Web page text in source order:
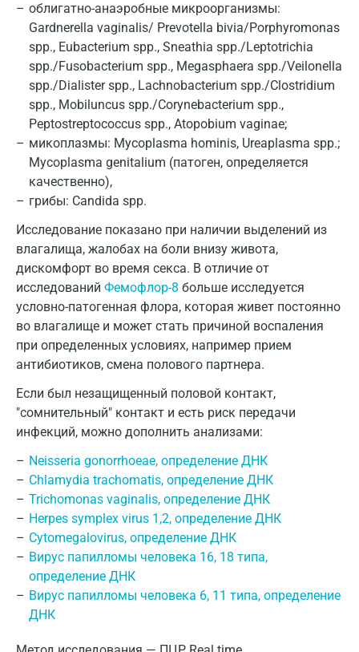
облигатно-анаэробные микроорганизмы:
Gardnerella vaginalis/ Prevotella bivia/Porphyromonas
spp., Eubacterium spp., Sneathia spp./Leptotrichia
spp./Fusobacterium spp., Megasphaera spp./Veilonella
spp./Dialister spp., Lachnobacterium spp./Clostridium
spp., Mobiluncus spp./Corynebacterium spp.,
Peptostreptococcus spp., Atopobium vaginae;
микоплазмы: Mycoplasma hominis, Ureaplasma spp.;
Mycoplasma genitalium (патоген, определяется
качественно),
грибы: Candida spp.
Исследование показано при наличии выделений из
влагалища, жалобах на боли внизу живота,
дискомфорт во время секса. В отличие от
исследований Фемофлор-8 больше исследуется
условно-патогенная флора, которая живет постоянно
во влагалище и может стать причиной воспаления
при определенных условиях, например прием
антибиотиков, смена полового партнера.
Если был незащищенный половой контакт,
"сомнительный" контакт и есть риск передачи
инфекций, можно дополнить анализами:
Neisseria gonorrhoeae, определение ДНК
Chlamydia trachomatis, определение ДНК
Trichomonas vaginalis, определение ДНК
Herpes symplex virus 1,2, определение ДНК
Cytomegalovirus, определение ДНК
Вирус папилломы человека 16, 18 типа,
определение ДНК
Вирус папилломы человека 6, 11 типа, определение
ДНК